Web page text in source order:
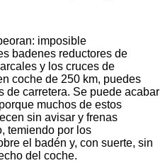
imposible
badenes reductores de
y los cruces de
coche de 250 km, puedes
de carretera. Se puede acabar
muchos de estos
sin avisar y frenas
temiendo por los
el badén y, con suerte, sin
del coche.